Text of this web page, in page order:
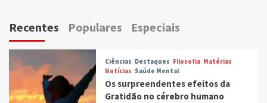
Recentes Populares Especiais
Ciências Destaques Filosofia Matérias
Notícias Saúde Mental
Os surpreendentes efeitos da
Gratidão no cérebro humano